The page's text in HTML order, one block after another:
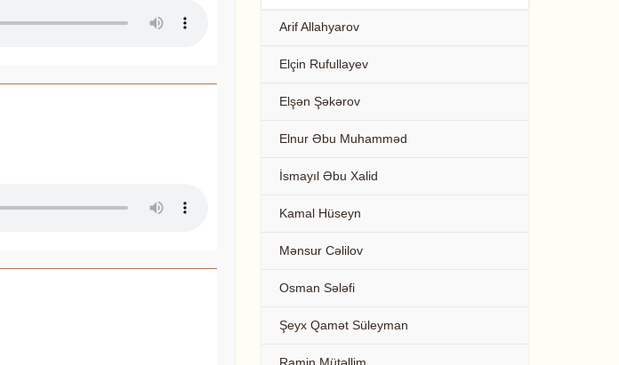
Arif Allahyarov
Elçin Rufullayev
Elşən Şəkərov
Elnur Əbu Muhamməd
İsmayıl Əbu Xalid
Kamal Hüseyn
Mənsur Cəlilov
Osman Sələfi
Şeyx Qamət Süleyman